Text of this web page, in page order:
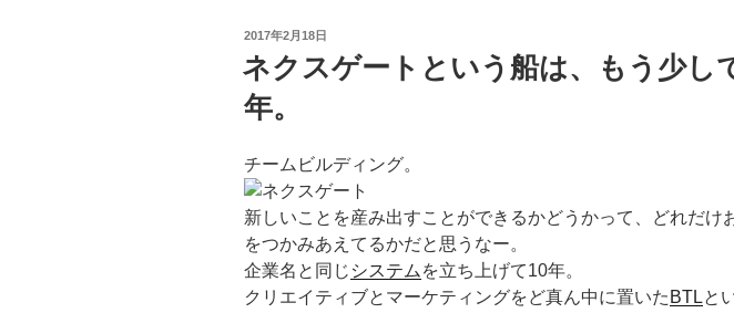
投
日:
2017年2月18日
ネクスゲートという船は、もう少し
年。
チームビルディング。
新しいことを産み出すことができるかどうかって、どれだけ
をつかみあえてるかだと思うなー。
企業名と同じ システム を立ち上げて10年。
クリエイティブとマーケティングをど真ん中に置いた BTLと